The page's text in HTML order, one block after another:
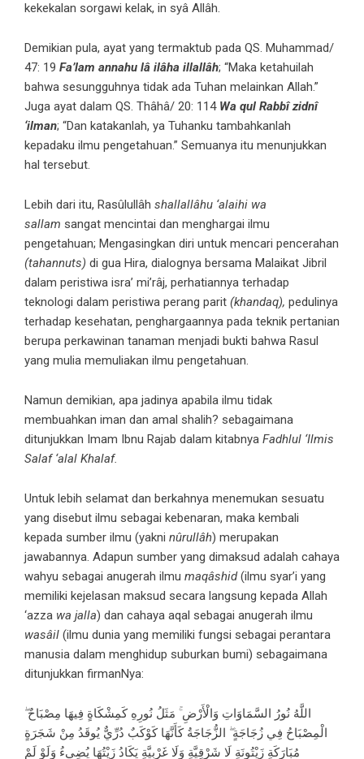
kekekalan sorgawi kelak, in syâ Allâh.
Demikian pula, ayat yang termaktub pada QS. Muhammad/
47: 19 Fa’lam annahu lâ ilâha illallâh; “Maka ketahuilah
bahwa sesungguhnya tidak ada Tuhan melainkan Allah.”
Juga ayat dalam QS. Thâhâ/ 20: 114 Wa qul Rabbî zidnî
‘ilman; “Dan katakanlah, ya Tuhanku tambahkanlah
kepadaku ilmu pengetahuan.” Semuanya itu menunjukkan
hal tersebut.
Lebih dari itu, Rasûlullâh shallallâhu ‘alaihi wa
sallam sangat mencintai dan menghargai ilmu
pengetahuan; Mengasingkan diri untuk mencari pencerahan
(tahannuts) di gua Hira, dialognya bersama Malaikat Jibril
dalam peristiwa isra’ mi’râj, perhatiannya terhadap
teknologi dalam peristiwa perang parit (khandaq), pedulinya
terhadap kesehatan, penghargaannya pada teknik pertanian
berupa perkawinan tanaman menjadi bukti bahwa Rasul
yang mulia memuliakan ilmu pengetahuan.
Namun demikian, apa jadinya apabila ilmu tidak
membuahkan iman dan amal shalih? sebagaimana
ditunjukkan Imam Ibnu Rajab dalam kitabnya Fadhlul ‘Ilmis
Salaf ‘alal Khalaf.
Untuk lebih selamat dan berkahnya menemukan sesuatu
yang disebut ilmu sebagai kebenaran, maka kembali
kepada sumber ilmu (yakni nûrullâh) merupakan
jawabannya. Adapun sumber yang dimaksud adalah cahaya
wahyu sebagai anugerah ilmu maqâshid(ilmu syar’i yang
memiliki kejelasan maksud secara langsung kepada Allah
‘azza wa jalla) dan cahaya aqal sebagai anugerah ilmu
wasâil (ilmu dunia yang memiliki fungsi sebagai perantara
manusia dalam menghidup suburkan bumi) sebagaimana
ditunjukkan firmanNya:
اللَّهُ نُورُ السَّمَاوَاتِ وَالْأَرْضِ ۚ مَثَلُ نُورِهِ كَمِشْكَاةٍ فِيهَا مِصْبَاحٌ ۖ
الْمِصْبَاحُ فِي زُجَاجَةٍ ۖ الزُّجَاجَةُ كَأَنَّهَا كَوْكَبٌ دُرِّيٌّ يُوقَدُ مِنْ شَجَرَةٍ
مُبَارَكَةٍ زَيْتُونَةٍ لَا شَرْقِيَّةٍ وَلَا غَرْبِيَّةٍ يَكَادُ زَيْتُهَا يُضِيءُ وَلَوْ لَمْ